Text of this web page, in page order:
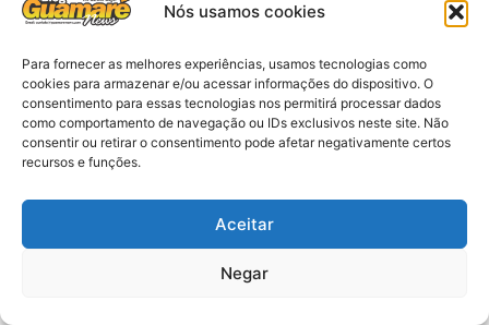
Nós usamos cookies
Para fornecer as melhores experiências, usamos tecnologias como
cookies para armazenar e/ou acessar informações do dispositivo. O
consentimento para essas tecnologias nos permitirá processar dados
como comportamento de navegação ou IDs exclusivos neste site. Não
consentir ou retirar o consentimento pode afetar negativamente certos
recursos e funções.
Aceitar
Negar
Eleições 2026: procuradores e
promotores eleitorais realizam
reunião de alinhamento no RN